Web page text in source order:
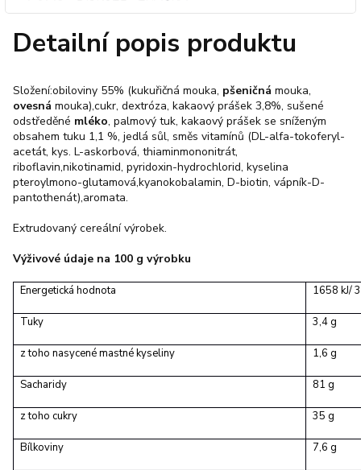
Detailní popis produktu
Složení:obiloviny 55% (kukuřičná mouka, pšeničná mouka,
ovesná mouka),cukr, dextróza, kakaový prášek 3,8%, sušené
odstředěné mléko, palmový tuk, kakaový prášek se sníženým
obsahem tuku 1,1 %, jedlá sůl, směs vitamínů (DL-alfa-tokoferyl-
acetát, kys. L-askorbová, thiaminmononitrát,
riboflavin,nikotinamid, pyridoxin-hydrochlorid, kyselina
pteroylmono-glutamová,kyanokobalamin, D-biotin, vápník-D-
pantothenát),aromata.
Extrudovaný cereální výrobek.
Výživové údaje na 100 g výrobku
Energetická hodnota 1658 kJ/
Tuky 3,4 g
z toho nasycené mastné kyseliny 1,6 g
Sacharidy 81 g
z toho cukry 35 g
Bílkoviny 7,6 g